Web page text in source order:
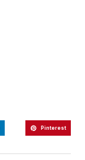
Pinterest